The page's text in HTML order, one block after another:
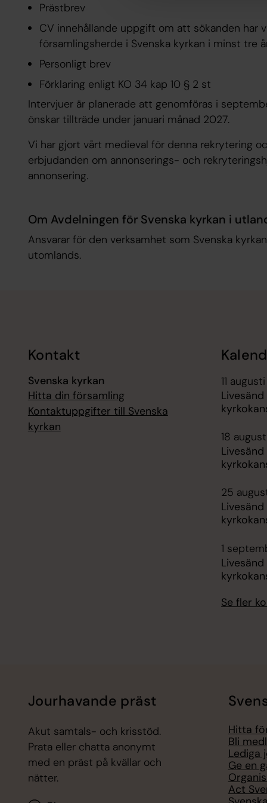
Prästbrev
CV innehållande uppgift om att sökanden har
församlingsherde i Svenska kyrkan i minst tre
Personligt brev
Förklaring enligt KO 34 kap 10 § 2 st
Intervjuer är planerade att genomföras i
önskar tillträde under januari månad 2027.
Vi har gjort vårt medieval för denna rekrytering
erbjudanden om annonserings- och
annonsering.
Om Avdelningen för Svenska kyrkan i
Ansvarar för den verksamhet som Svenska
utomlands.
Kontakt
Svenska kyrkan
Hitta din församling
Kontaktuppgifter till Svenska
kyrkan
11 augusti
18
25
1
Se fler
Jourhavande präst
Akut samtals- och krisstöd.
Prata eller chatta anonymt
med en präst på kvällar och
nätter.
Hitta
Bli
Lediga
Ge en
Act